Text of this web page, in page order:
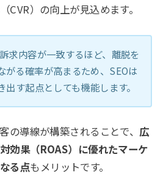
CVR）の向上が見込めます。
求内容が一致するほど、離脱を
がる確率が高まるため、SEOは
出す起点としても機能します。
の導線が構築されることで、 広
効果（ROAS）に優れたマーケ
る点もメリットです。